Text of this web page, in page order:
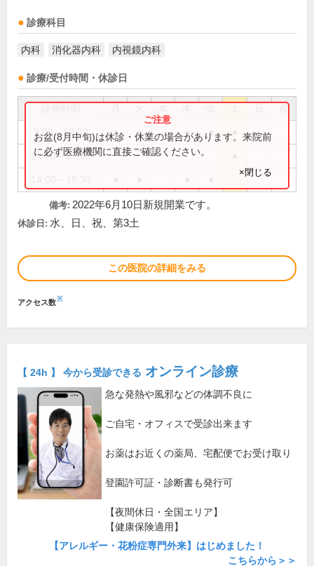
診療科目
内科 消化器内科 内視鏡内科
診療/受付時間・休診日
祝
9:00～12:30 ● ● ● ●
14:00～17:00
お盆(8月中旬)は休診・休業の場合があります。来院前
に必ず医療機関に直接ご確認ください。
×閉じる
備考: 2022年6月10日新規開業です。
休診日: 水、日、祝、第3土
この医院の詳細をみる
アクセス数※
【 24h 】 今から受診できる オンライン診療
急な発熱や風邪などの体調不良に
ご自宅・オフィスで受診出来ます
お薬はお近くの薬局、宅配便でお受け取り
登園許可証・診断書も発行可
【夜間休日・全国エリア】
【健康保険適用】
【アレルギー・花粉症専門外来】はじめました！
こちらから＞＞